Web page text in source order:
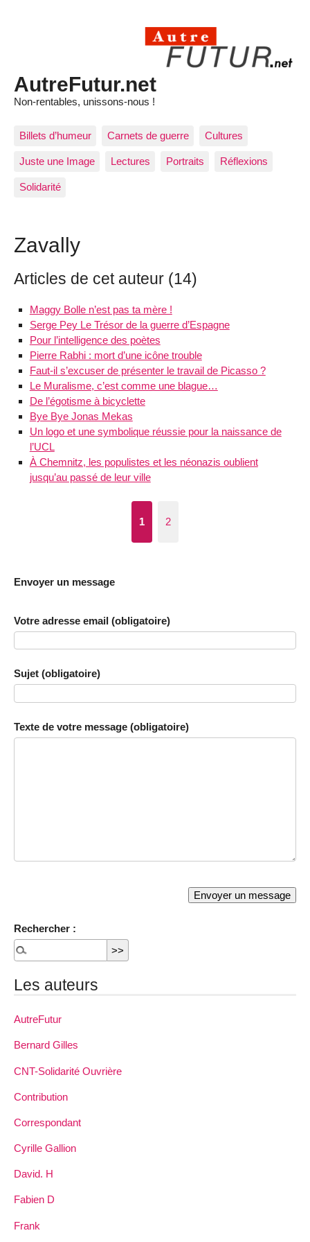
AutreFutur.net
Non-rentables, unissons-nous !
Billets d’humeur Carnets de guerre Cultures
Juste une Image Lectures Portraits Réflexions
Solidarité
Zavally
Articles de cet auteur (14)
Maggy Bolle n’est pas ta mère !
Serge Pey Le Trésor de la guerre d’Espagne
Pour l’intelligence des poètes
Pierre Rabhi : mort d’une icône trouble
Faut-il s’excuser de présenter le travail de Picasso ?
Le Muralisme, c’est comme une blague…
De l’égotisme à bicyclette
Bye Bye Jonas Mekas
Un logo et une symbolique réussie pour la naissance de
l’UCL
À Chemnitz, les populistes et les néonazis oublient
jusqu’au passé de leur ville
1 2
Envoyer un message
Votre adresse email (obligatoire)
Sujet (obligatoire)
Texte de votre message (obligatoire)
Rechercher :
Les auteurs
AutreFutur
Bernard Gilles
CNT-Solidarité Ouvrière
Contribution
Correspondant
Cyrille Gallion
David. H
Fabien D
Frank